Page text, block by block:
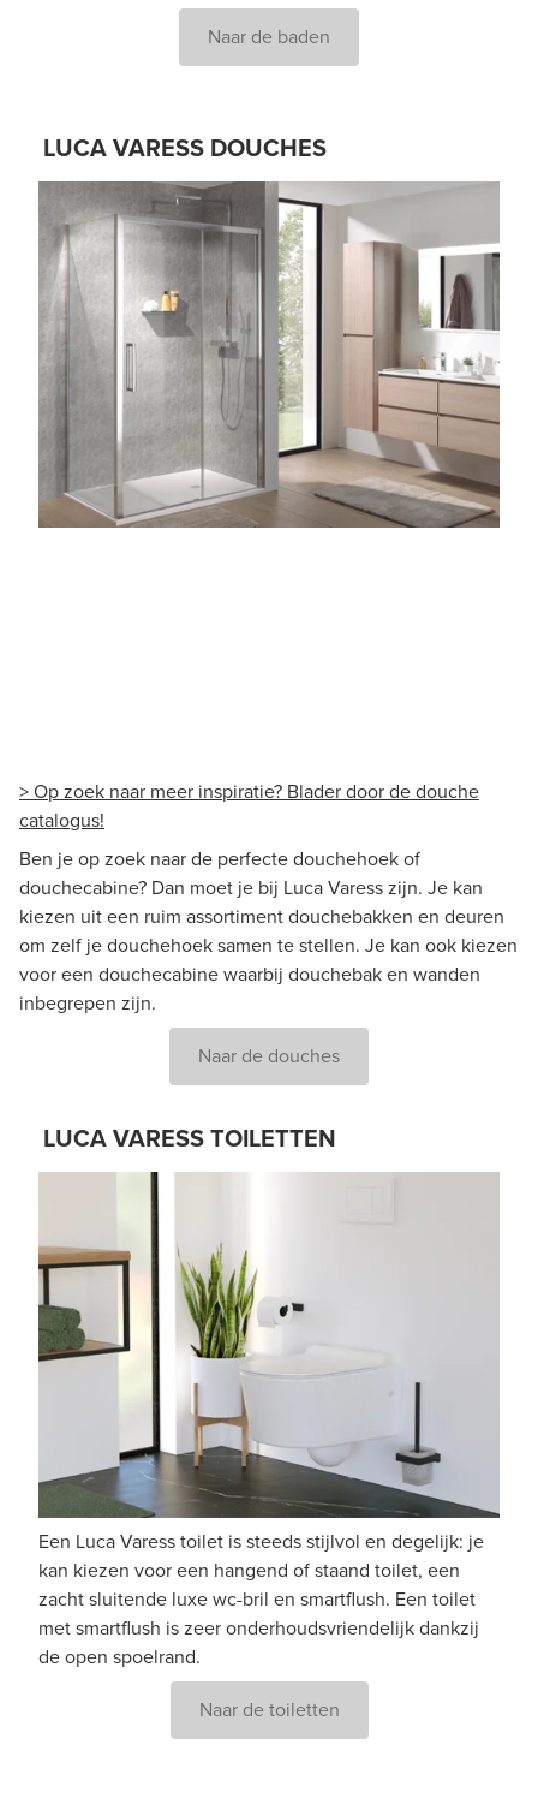
Naar de baden
LUCA VARESS DOUCHES
> Op zoek naar meer inspiratie? Blader door de douche
catalogus!
Ben je op zoek naar de perfecte douchehoek of
douchecabine? Dan moet je bij Luca Varess zijn. Je kan
kiezen uit een ruim assortiment douchebakken en deuren
om zelf je douchehoek samen te stellen. Je kan ook kiezen
voor een douchecabine waarbij douchebak en wanden
inbegrepen zijn.
Naar de douches
LUCA VARESS TOILETTEN
Een Luca Varess toilet is steeds stijlvol en degelijk: je
kan kiezen voor een hangend of staand toilet, een
zacht sluitende luxe wc-bril en smartflush. Een toilet
met smartflush is zeer onderhoudsvriendelijk dankzij
de open spoelrand.
Naar de toiletten